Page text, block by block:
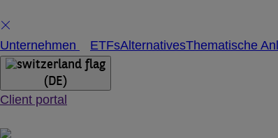
Skip
to
Unternehmen ETFsAlternativesThematische
(DE)
Client portal